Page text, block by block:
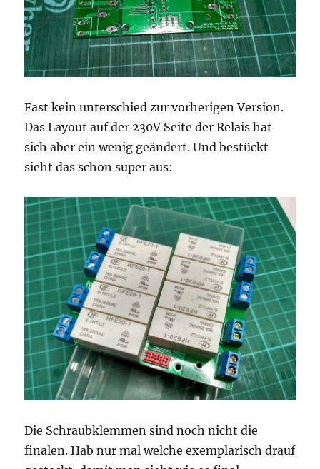
Fast kein unterschied zur vorherigen Version.
Das Layout auf der 230V Seite der Relais hat
sich aber ein wenig geändert. Und bestückt
sieht das schon super aus:
Die Schraubklemmen sind noch nicht die
finalen. Hab nur mal welche exemplarisch drauf